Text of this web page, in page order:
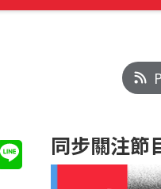
同步關注節